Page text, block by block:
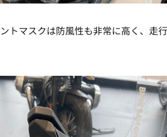
トマスクは防風性も非常に高く、走